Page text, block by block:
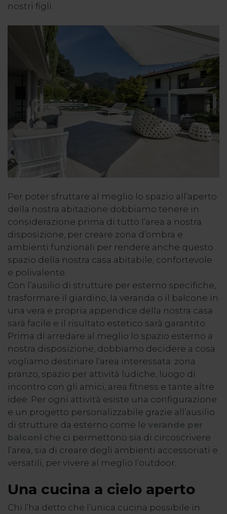
nostri figli.
Per poter sfruttare al meglio lo spazio all’aperto
della nostra abitazione dobbiamo tenere in
considerazione prima di tutto l’area a nostra
disposizione, per creare zona d’ombra e
ambienti funzionali per rendere anche questo
spazio della nostra casa abitabile, confortevole
e polivalente.
Con l’ausilio di strutture per esterno specifiche,
trasformare il giardino, la veranda o il balcone in
una vera e propria appendice della nostra casa
sarà facile e il risultato estetico sarà garantito.
Prima di arredare al meglio lo spazio esterno a
nostra disposizione, dobbiamo decidere a cosa
vogliamo destinare l’area interessata: zona
pranzo, spazio per attività ludiche, luogo di
incontro con gli amici, area fitness e tante altre
idee. Per ogni attività esiste una configurazione
e un progetto personalizzabile grazie all’ausilio
di strutture da esterno come le verande per
balconi che ci permettono sia di circoscrivere
l’area, sia di creare degli ambienti accessoriati e
versatili, per vivere al meglio l’outdoor.
Una cucina a cielo aperto
Chi l’ha detto che l’unica cucina possibile in